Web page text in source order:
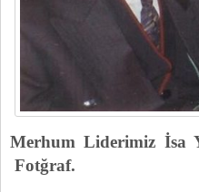
Merhum Liderimiz İsa
Fotğraf.